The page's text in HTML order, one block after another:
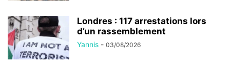
Londres : 117 arrestations lors
d’un rassemblement
Yannis - 03/08/2026